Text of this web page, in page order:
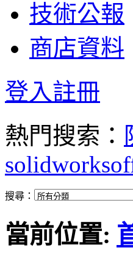
技術公報
商店資料
登入註冊
熱門搜索：
solidworks
搜尋：
當前位置: